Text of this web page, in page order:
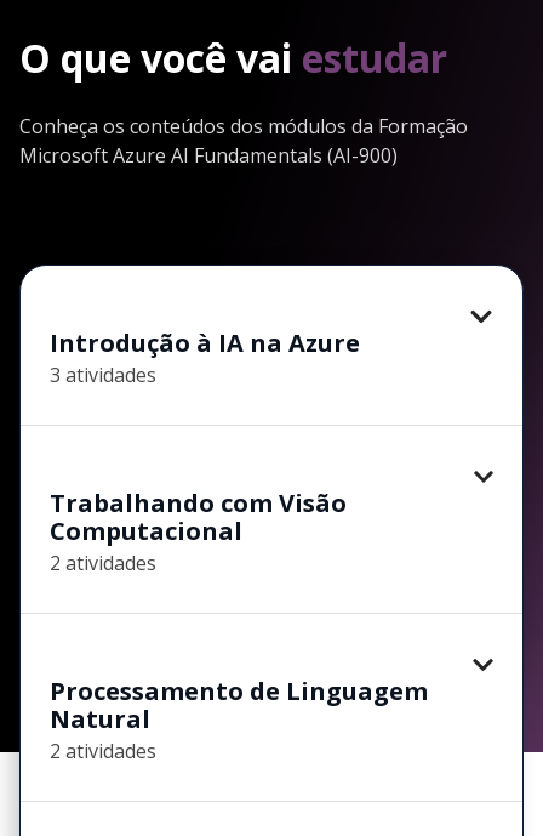
O que você vai estudar
Conheça os conteúdos dos módulos da Formação
Microsoft Azure AI Fundamentals (AI-900)
Introdução à IA na Azure
3 atividades
Trabalhando com Visão
Computacional
2 atividades
Processamento de Linguagem
Natural
2 atividades